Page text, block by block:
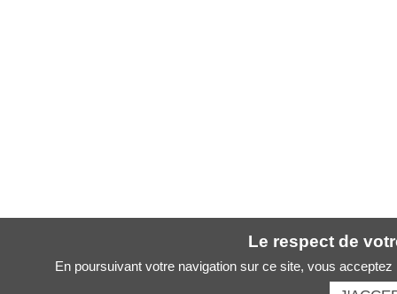
Le respect de
En poursuivant votre navigation sur ce site, vous